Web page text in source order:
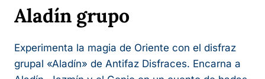
Aladín grupo
Experimenta la magia de Oriente con el disfraz
grupal «Aladín» de Antifaz Disfraces. Encarna a